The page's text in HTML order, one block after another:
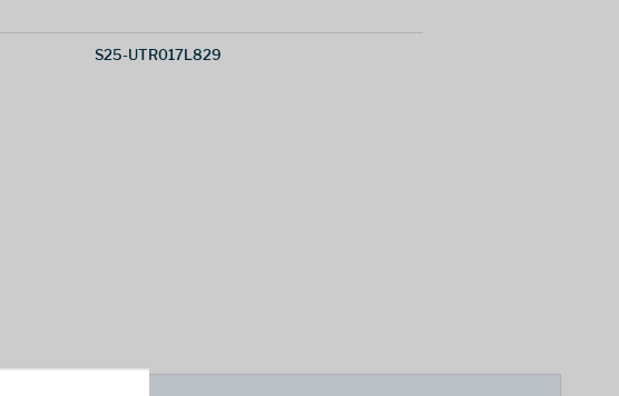
S25-UTR017L829